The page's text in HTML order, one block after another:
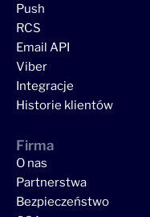
Push
RCS
Email API
Viber
Integracje
Historie klientów
Firma
O nas
Partnerstwa
Bezpieczeństwo